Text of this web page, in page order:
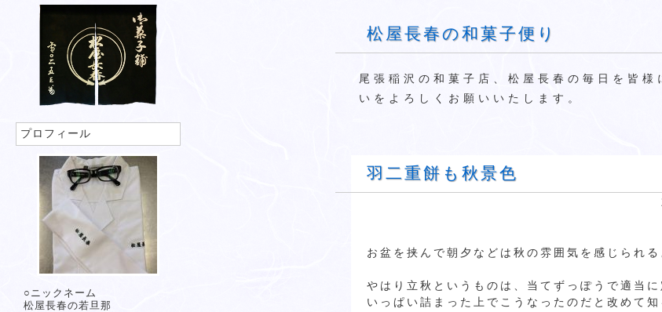
プロフィール
○ニックネーム
松屋長春の若旦那
松屋長春の和菓子便り
尾張稲沢の和菓子店、松屋長春の毎日を皆
いをよろしくお願いいたします。
羽二重餅も秋景色
お盆を挟んで朝夕などは秋の雰囲気を感じられ
やはり立秋というものは、当てずっぽうで適当
いっぱい詰まった上でこうなったのだと改めて知